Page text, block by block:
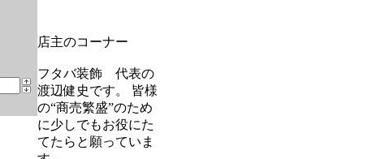
店主のコーナー
フタバ装飾 代表の
渡辺健史です。 皆様
の“商売繁盛”のため
に少しでもお役にた
てたらと願っていま